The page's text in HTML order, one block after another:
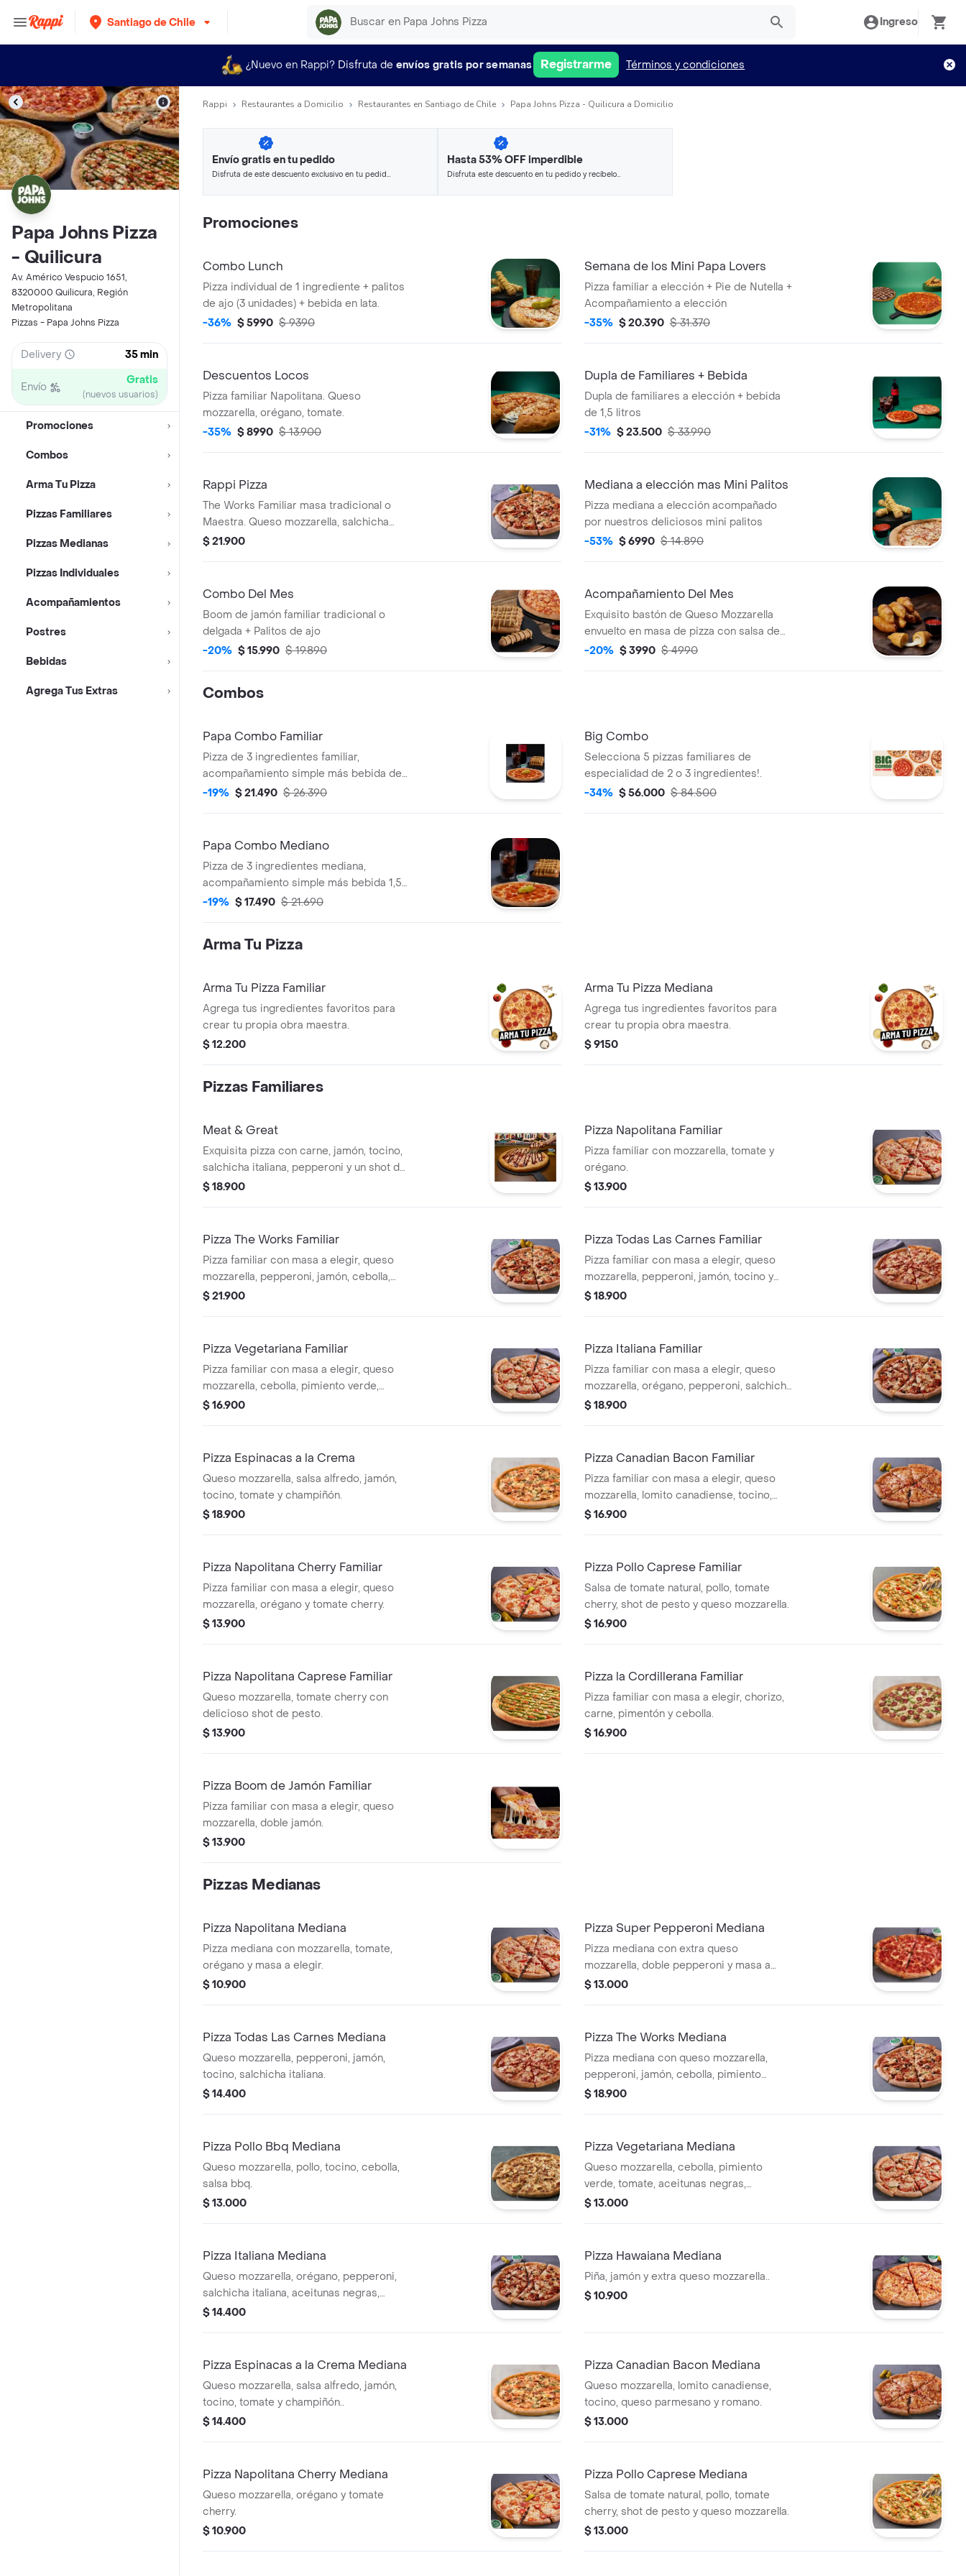
Santiago de Chile Ingreso
¿Nuevo en Rappi? Disfruta de envíos gratis por semanas Registrarme Términos y condiciones
Papa Johns Pizza
- Quilicura
Av. Américo Vespucio 1651,
8320000 Quilicura, Región
Metropolitana
Pizzas - Papa Johns Pizza
Delivery 35 min
Envío Gratis
(nuevos usuarios)
Promociones
Combos
Arma Tu Pizza
Pizzas Familiares
Pizzas Medianas
Pizzas Individuales
Acompañamientos
Postres
Bebidas
Agrega Tus Extras
Rappi Restaurantes a Domicilio Restaurantes en Santiago de Chile Papa Johns Pizza - Quilicura a Domicilio
Envío gratis en tu pedido
Disfruta de este descuento exclusivo en tu pedido
Hasta 53% OFF imperdible
Disfruta este descuento en tu pedido y recíbelo
Promociones
Combo Lunch
Pizza individual de 1 ingrediente + palitos
de ajo (3 unidades) + bebida en lata.
-36% $ 5990 $ 9390
Semana de los Mini Papa Lovers
Pizza familiar a elección + Pie de Nutella +
Acompañamiento a elección
-35% $ 20.390 $ 31.370
Descuentos Locos
Pizza familiar Napolitana. Queso
mozzarella, orégano, tomate.
-35% $ 8990 $ 13.900
Dupla de Familiares + Bebida
Dupla de familiares a elección + bebida
de 1,5 litros
-31% $ 23.500 $ 33.990
Rappi Pizza
The Works Familiar masa tradicional o
Maestra. Queso mozzarella, salchicha
italiana, pepperoni, jamón, cebolla,
$ 21.900
Mediana a elección mas Mini Palitos
Pizza mediana a elección acompañado
por nuestros deliciosos mini palitos
-53% $ 6990 $ 14.890
Combo Del Mes
Boom de jamón familiar tradicional o
delgada + Palitos de ajo
-20% $ 15.990 $ 19.890
Acompañamiento Del Mes
Exquisito bastón de Queso Mozzarella
envuelto en masa de pizza con salsa de
ajo, acompañado de un cup de salsa de
-20% $ 3990 $ 4990
Combos
Papa Combo Familiar
Pizza de 3 ingredientes familiar,
acompañamiento simple más bebida de
2,5 lt.
-19% $ 21.490 $ 26.390
Big Combo
Selecciona 5 pizzas familiares de
especialidad de 2 o 3 ingredientes!.
-34% $ 56.000 $ 84.500
Papa Combo Mediano
Pizza de 3 ingredientes mediana,
acompañamiento simple más bebida 1,5
lt.
-19% $ 17.490 $ 21.690
Arma Tu Pizza
Arma Tu Pizza Familiar
Agrega tus ingredientes favoritos para
crear tu propia obra maestra.
$ 12.200
Arma Tu Pizza Mediana
Agrega tus ingredientes favoritos para
crear tu propia obra maestra.
$ 9150
Pizzas Familiares
Meat & Great
Exquisita pizza con carne, jamón, tocino,
salchicha italiana, pepperoni y un shot de
salsa bbq.
$ 18.900
Pizza Napolitana Familiar
Pizza familiar con mozzarella, tomate y
orégano.
$ 13.900
Pizza The Works Familiar
Pizza familiar con masa a elegir, queso
mozzarella, pepperoni, jamón, cebolla,
pimiento verde, aceitunas negras,
$ 21.900
Pizza Todas Las Carnes Familiar
Pizza familiar con masa a elegir, queso
mozzarella, pepperoni, jamón, tocino y
salchicha italiana.
$ 18.900
Pizza Vegetariana Familiar
Pizza familiar con masa a elegir, queso
mozzarella, cebolla, pimiento verde,
tomate, aceitunas negras y champiñón.
$ 16.900
Pizza Italiana Familiar
Pizza familiar con masa a elegir, queso
mozzarella, orégano, pepperoni, salchicha
italiana, aceitunas negras y champiñón.
$ 18.900
Pizza Espinacas a la Crema
Queso mozzarella, salsa alfredo, jamón,
tocino, tomate y champiñón.
$ 18.900
Pizza Canadian Bacon Familiar
Pizza familiar con masa a elegir, queso
mozzarella, lomito canadiense, tocino,
queso parmesano y romano.
$ 16.900
Pizza Napolitana Cherry Familiar
Pizza familiar con masa a elegir, queso
mozzarella, orégano y tomate cherry.
$ 13.900
Pizza Pollo Caprese Familiar
Salsa de tomate natural, pollo, tomate
cherry, shot de pesto y queso mozzarella.
$ 16.900
Pizza Napolitana Caprese Familiar
Queso mozzarella, tomate cherry con
delicioso shot de pesto.
$ 13.900
Pizza la Cordillerana Familiar
Pizza familiar con masa a elegir, chorizo,
carne, pimentón y cebolla.
$ 16.900
Pizza Boom de Jamón Familiar
Pizza familiar con masa a elegir, queso
mozzarella, doble jamón.
$ 13.900
Pizzas Medianas
Pizza Napolitana Mediana
Pizza mediana con mozzarella, tomate,
orégano y masa a elegir.
$ 10.900
Pizza Super Pepperoni Mediana
Pizza mediana con extra queso
mozzarella, doble pepperoni y masa a
elegir.
$ 13.000
Pizza Todas Las Carnes Mediana
Queso mozzarella, pepperoni, jamón,
tocino, salchicha italiana.
$ 14.400
Pizza The Works Mediana
Pizza mediana con queso mozzarella,
pepperoni, jamón, cebolla, pimiento
verde, aceitunas negras, champiñón,
$ 18.900
Pizza Pollo Bbq Mediana
Queso mozzarella, pollo, tocino, cebolla,
salsa bbq.
$ 13.000
Pizza Vegetariana Mediana
Queso mozzarella, cebolla, pimiento
verde, tomate, aceitunas negras,
champiñon.
$ 13.000
Pizza Italiana Mediana
Queso mozzarella, orégano, pepperoni,
salchicha italiana, aceitunas negras,
champiñón.
$ 14.400
Pizza Hawaiana Mediana
Piña, jamón y extra queso mozzarella..
$ 10.900
Pizza Espinacas a la Crema Mediana
Queso mozzarella, salsa alfredo, jamón,
tocino, tomate y champiñón..
$ 14.400
Pizza Canadian Bacon Mediana
Queso mozzarella, lomito canadiense,
tocino, queso parmesano y romano.
$ 13.000
Pizza Napolitana Cherry Mediana
Queso mozzarella, orégano y tomate
cherry.
$ 10.900
Pizza Pollo Caprese Mediana
Salsa de tomate natural, pollo, tomate
cherry, shot de pesto y queso mozzarella.
$ 13.000